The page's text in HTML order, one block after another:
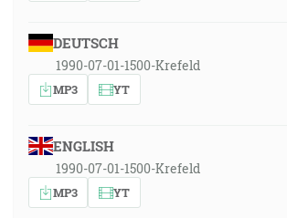
DEUTSCH
1990-07-01-1500-Krefeld
MP3 YT
ENGLISH
1990-07-01-1500-Krefeld
MP3 YT